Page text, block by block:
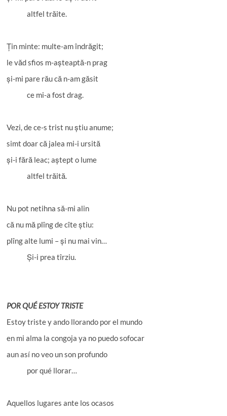
altfel trăite.
Țin minte: multe-am îndrăgit;
le văd sfios m-așteaptă-n prag
și-mi pare rău că n-am găsit
ce mi-a fost drag.
Vezi, de ce-s trist nu știu anume;
simt doar că jalea mi-i ursită
și-i fără leac; aștept o lume
altfel trăită.
Nu pot netihna să-mi alin
că nu mă plîng de cîte știu:
plîng alte lumi – și nu mai vin…
Și-i prea tîrziu.
POR QUÉ ESTOY TRISTE
Estoy triste y ando llorando por el mundo
en mi alma la congoja ya no puedo sofocar
aun así no veo un son profundo
por qué llorar…
Aquellos lugares ante los ocasos